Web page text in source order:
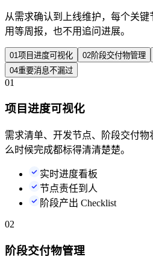
从需求确认到上线维护，每个关
用等周报，也不用追问进展。
01项目进度可视化 02阶段交付物管理
04重要消息不漏过
01
项目进度可视化
需求清单、开发节点、阶段交付
么时候完成都标得清清楚楚。
实时进度看板
节点责任到人
阶段产出 Checklist
02
阶段交付物管理